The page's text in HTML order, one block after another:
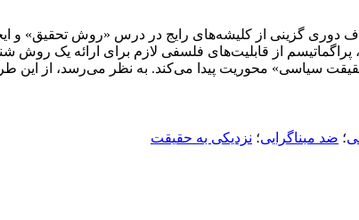
گزینی از کلیشه‌های رایج در درس «روش تحقیق» و
پراگماتیسم از قابلیت‌های فلسفی لازم برای ارائه
سیاسی» محوریت پیدا می‌کند. به نظر می‌رسد، از این
؛ ضد مبناگرایی؛ نزدیکی به حقیقت